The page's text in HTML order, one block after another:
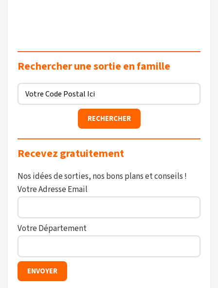
Rechercher une sortie en famille
Recevez gratuitement
Nos idées de sorties, nos bons plans et conseils !
Votre Adresse Email
Votre Département